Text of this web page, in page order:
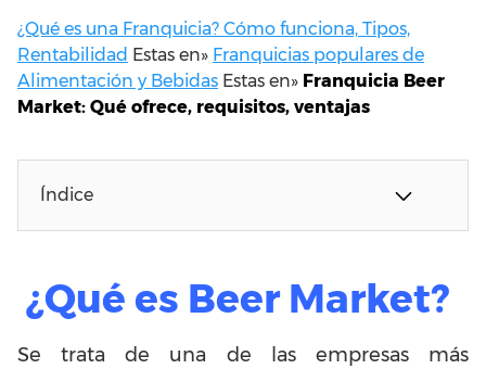
¿Qué es una Franquicia? Cómo funciona, Tipos,
Rentabilidad Estas en» Franquicias populares de
Alimentación y Bebidas Estas en» Franquicia Beer
Market: Qué ofrece, requisitos, ventajas
Índice
¿Qué es Beer Market?
Se trata de una de las empresas más